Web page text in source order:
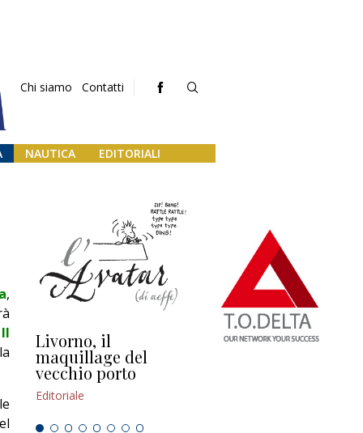
Chi siamo Contatti
NAUTICA EDITORIALI
,
Il
Livorno, il
maquillage del
vecchio porto
Editoriale
L’uscita di scena di